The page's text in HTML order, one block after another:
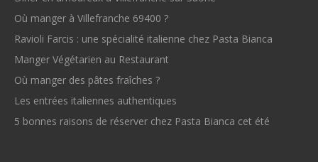
Où manger à Villefranche 69400 ?
Ravioli Farcis : une spécialité italienne chez Pasta Bianca
Manger Végétarien au Restaurant
Où manger des pâtes fraîches ?
Les entrées italiennes authentiques
5 bonnes raisons de réserver chez Pasta Bianca cet été